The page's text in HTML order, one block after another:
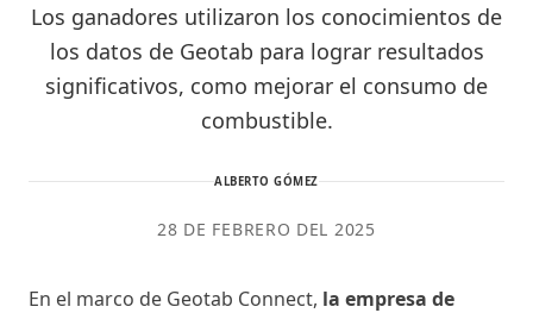
Los ganadores utilizaron los conocimientos de
los datos de Geotab para lograr resultados
significativos, como mejorar el consumo de
combustible.
ALBERTO GÓMEZ
28 DE FEBRERO DEL 2025
En el marco de Geotab Connect, la empresa de